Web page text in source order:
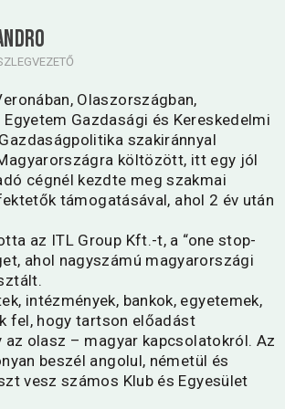
Olaszországban,
Gazdasági és Kereskedelmi
szakiránnyal
költözött, itt egy jól
cégnél kezdte meg szakmai
támogatásával, ahol 2 év után
az ITL Group Kft.-t, a “one stop-
ahol nagyszámú magyarországi
intézmények, bankok, egyetemek,
fel, hogy tartson előadást
olasz – magyar kapcsolatokról. Az
beszél angolul, németül és
vesz számos Klub és Egyesület